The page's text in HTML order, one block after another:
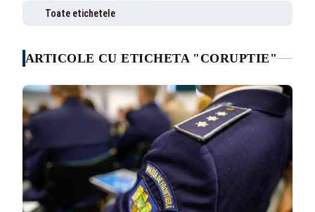
Toate etichetele
ARTICOLE CU ETICHETA "CORUPTIE"